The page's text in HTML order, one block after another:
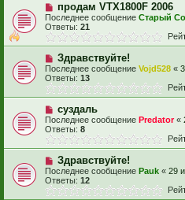
продам VTX1800F 2006
Последнее сообщение Старый
Ответы: 21
Здравствуйте!
Последнее сообщение Vojd528 «
Ответы: 13
суздаль
Последнее сообщение Predator«
Ответы: 8
Здравствуйте!
Последнее сообщение Pauk « 29
Ответы: 12